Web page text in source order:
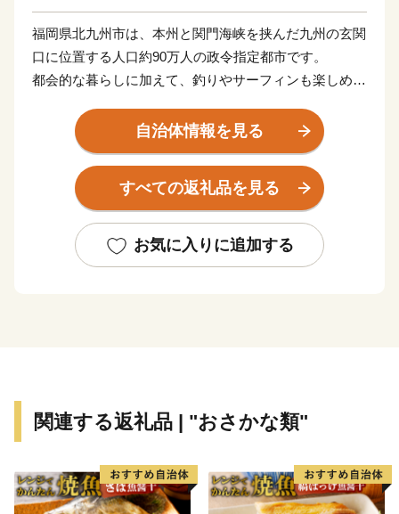
福岡県北九州市は、本州と関門海峡を挟んだ九州の玄関
口に位置する人口約90万人の政令指定都市です。
都会的な暮らしに加えて、釣りやサーフィンも楽しめる
まれた、地方暮らしの両方を楽しめる都市です。
関門海峡ふぐ刺身・シャボン玉石けん・肉うどん・辛子
明太子など本市ならではの返礼品に加え、黒毛和牛・ウ
ナギ・カニなど全国的に人気の返礼品も豊富に揃えてい
ふるさと納税を通じて、ぜひ北九州市の魅力をご体感く
ださい！
自治体情報を見る
すべての返礼品を見る
お気に入りに追加する
関連する返礼品 | "おさかな類"